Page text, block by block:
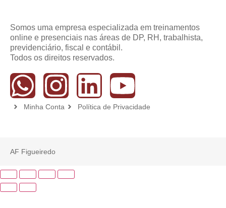
Somos uma empresa especializada em treinamentos
online e presenciais nas áreas de DP, RH, trabalhista,
previdenciário, fiscal e contábil.
Todos os direitos reservados.
Minha Conta Política de Privacidade
AF Figueiredo